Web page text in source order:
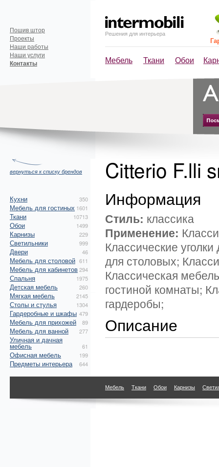
Решения для интерьера
Мебель Ткани Обои
Пошив штор
Проекты
Наши работы
Наши услуги
Контакты
вернуться к списку брендов
Кухни 350
Мебель для гостиных 1601
Ткани 10713
Обои 1499
Карнизы 229
Светильники 999
Двери 46
Мебель для столовой 611
Мебель для кабинетов294
Спальня 1975
Детская мебель 260
Мягкая мебель 2145
Столы и стулья 1304
Гардеробные и шкафы 479
Мебель для прихожей 89
Мебель для ванной 277
Уличная и дачная
мебель 61
Офисная мебель 199
Предметы интерьера 644
Citterio F.lli
Информация
Стиль: классика
Применение:
Классические
для столовых;
Классическая
гостиной комнаты;
гардеробы;
Описание
Мебель Ткани Обои Карнизы